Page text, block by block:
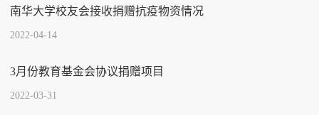
南华大学校友会接收捐赠抗疫物资情况
2022-04-14
3月份教育基金会协议捐赠项目
2022-03-31